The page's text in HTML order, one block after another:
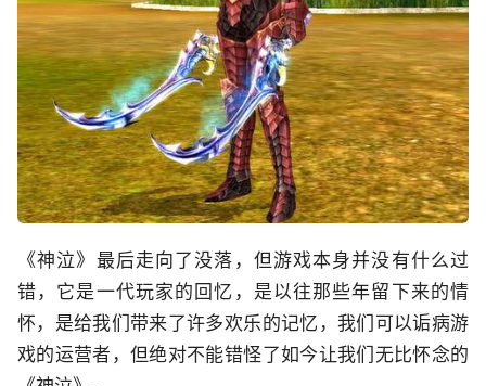
《神泣》最后走向了没落，但游戏本身并没有什么过
错，它是一代玩家的回忆，是以往那些年留下来的情
怀，是给我们带来了许多欢乐的记忆，我们可以诟病游
戏的运营者，但绝对不能错怪了如今让我们无比怀念的